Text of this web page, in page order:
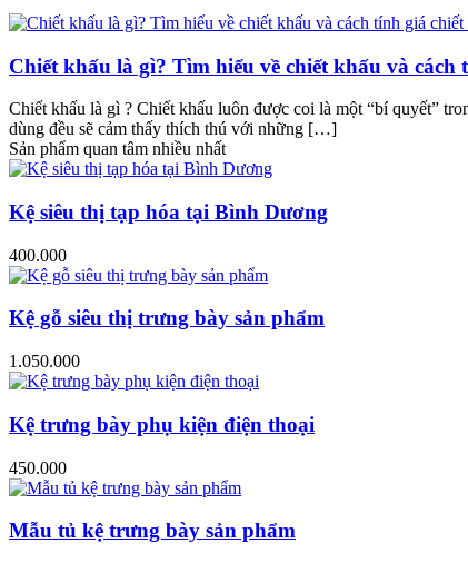
Chiết khấu là gì? Tìm hiểu về chiết khấu và cách
Chiết khấu là gì ? Chiết khấu luôn được coi là một “bí quyết”
dùng đều sẽ cảm thấy thích thú với những […]
Sản phẩm quan tâm nhiều nhất
Kệ siêu thị tạp hóa tại Bình Dương
400.000
Kệ gỗ siêu thị trưng bày sản phẩm
1.050.000
Kệ trưng bày phụ kiện điện thoại
450.000
Mẫu tủ kệ trưng bày sản phẩm